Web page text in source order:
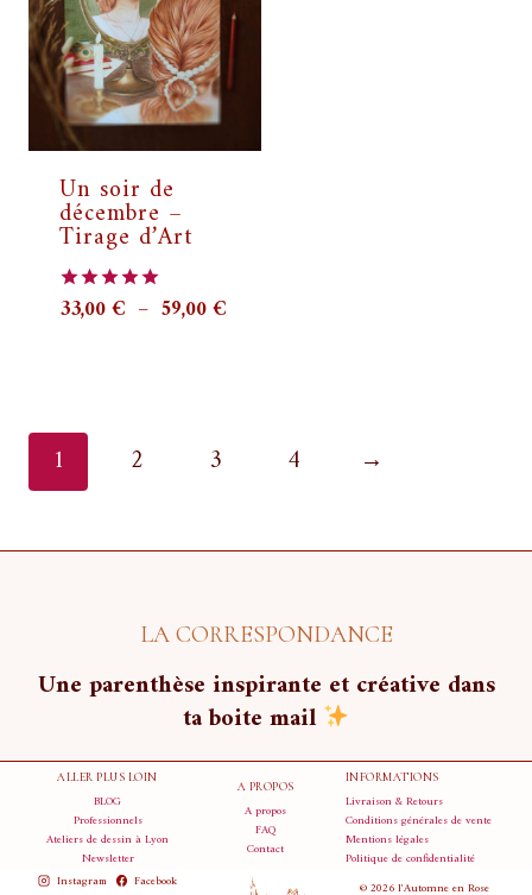
Un soir de
décembre –
Tirage d’Art
Note
33,00€ – 59,00€
59,00 €
1 2 3 4 →
LA CORRESPONDANCE
Une parenthèse inspirante et créative dans
ta boite mail
ALLER PLUS LOIN
BLOG
Professionnels
Ateliers de dessin à Lyon
Newsletter
A PROPOS
A propos
FAQ
Contact
INFORMATIONS
Livraison & Retours
Conditions générales de vente
Mentions légales
Politique de confidentialité
Instagram
Facebook
© 2026 l'Automne en Rose